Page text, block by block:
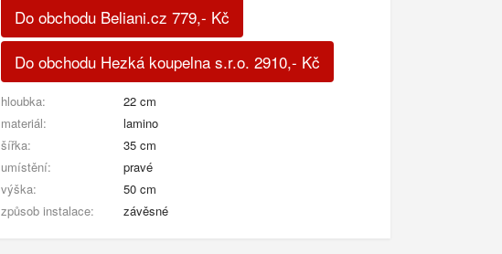
Do obchodu Beliani.cz 779,- Kč
Do obchodu Hezká koupelna s.r.o. 2910,- Kč
hloubka:
22 cm
materiál:
lamino
šířka:
35 cm
umístění:
pravé
výška:
50 cm
způsob instalace:
závěsné